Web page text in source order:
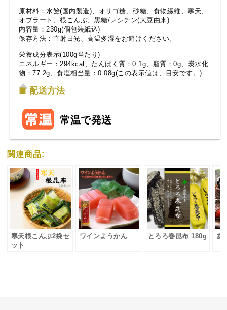
原材料：水飴(国内製造)、オリゴ糖、砂糖、食物繊維、寒天、
オブラート、根こんぶ、黒糖/レシチン(大豆由来)
内容量：230g(個包装紙込)
保存方法：直射日光、高温多湿をお避けください。
栄養成分表示(100g当たり)
エネルギー：294kcal、たんぱく質：0.1g、脂質：0g、炭水化
物：77.2g、食塩相当量：0.08g(この表示値は、目安です。)
配送方法
常温で発送
関連商品:
寒天根こんぶ2袋セ
ット
ワインようかん とろろ巻昆布 180g あ